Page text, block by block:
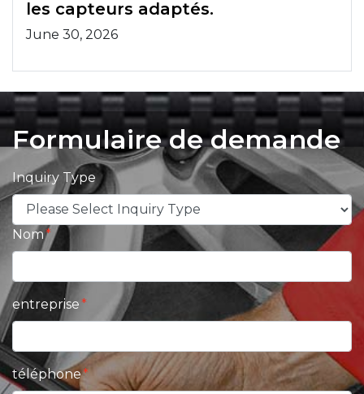
les capteurs adaptés.
June 30, 2026
Formulaire de demande
Inquiry Type
Nom
entreprise
téléphone